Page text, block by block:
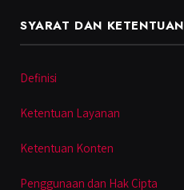
SYARAT DAN KETENTUAN
Definisi
Ketentuan Layanan
Ketentuan Konten
Penggunaan dan Hak Cipta